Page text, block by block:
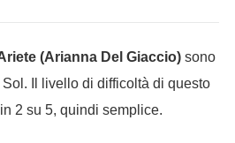
(Arianna Del Giaccio)sono
Il livello di difficoltà di questo
2 su 5, quindi semplice.